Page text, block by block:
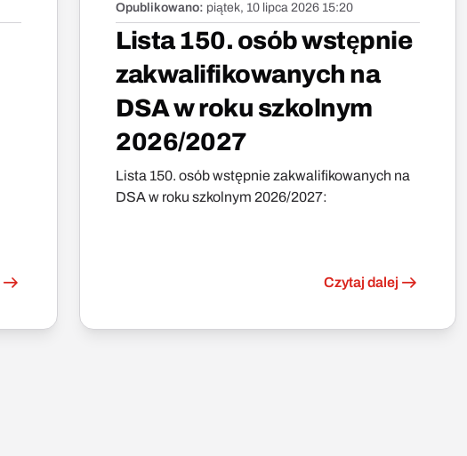
Opublikowano: piątek, 10 lipca 2026 15:20
Lista 150. osób wstępnie
zakwalifikowanych na
DSA w roku szkolnym
2026/2027
Lista 150. osób wstępnie zakwalifikowanych na
DSA w roku szkolnym 2026/2027:
Czytaj dalej